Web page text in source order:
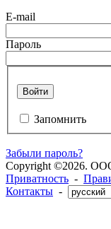
E-mail
Пароль
Войти
Запомнить
Забыли пароль?
Copyright ©2026.
Приватность -
Контакты -